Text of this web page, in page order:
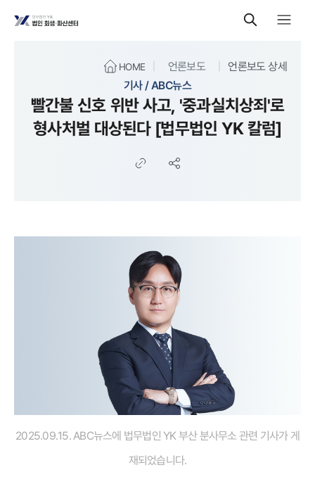
HOME 언론보도
언론보도 상세
기사 / ABC뉴스
빨간불 신호 위반 사고, '중과실치상죄'로
형사처벌 대상된다 [법무법인 YK 칼럼]
2025.09.15. ABC뉴스에 법무법인 YK 부산 분사무소 관련 기사가 게
재되었습니다.